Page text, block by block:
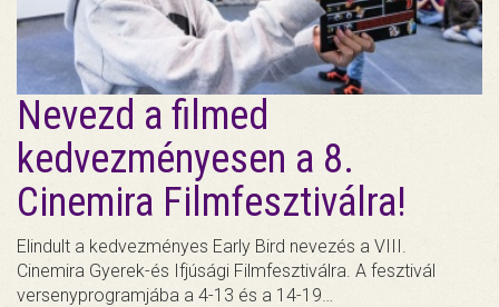
Nevezd a filmed
kedvezményesen a 8.
Cinemira Filmfesztiválra!
Elindult a kedvezményes Early Bird nevezés a VIII.
Cinemira Gyerek-és Ifjúsági Filmfesztiválra. A fesztivál
versenyprogramjába a 4-13 és a 14-19…